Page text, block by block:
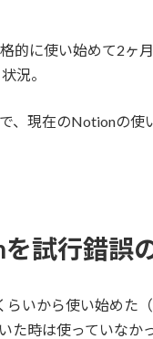
的に使い始めて2ヶ
況。
、現在のNotionの使
試行錯誤
らいから使い始めた
た時は使っていなか